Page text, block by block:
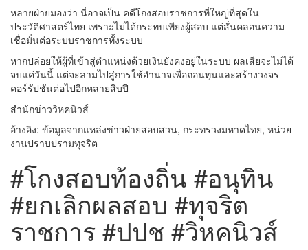
หลายฝ่ายมองว่า นี่อาจเป็น คดีโกงสอบราชการที่ใหญ่ที่สุดใน
ประวัติศาสตร์ไทย เพราะไม่ได้กระทบเพียงผู้สอบ แต่สั่นคลอนความ
เชื่อมั่นต่อระบบราชการทั้งระบบ
หากปล่อยให้ผู้ที่เข้าสู่ตำแหน่งด้วยเงินยังคงอยู่ในระบบ ผลเสียจะไม่ได้
จบแค่วันนี้ แต่จะลามไปสู่การใช้อำนาจเพื่อถอนทุนและสร้างวงจร
คอร์รัปชันต่อไปอีกหลายสิบปี
สำนักข่าววิหคนิวส์
อ้างอิง: ข้อมูลจากแหล่งข่าวฝ่ายสอบสวน, กระทรวงมหาดไทย, หน่วย
งานปราบปรามทุจริต
#โกงสอบท้องถิ่น #อนุทิน
#ยกเลิกผลสอบ #ทุจริต
ราชการ #ปปช #วิหคนิวส์